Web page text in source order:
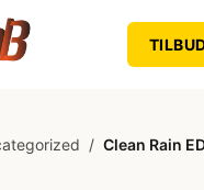
/ Clean Rain